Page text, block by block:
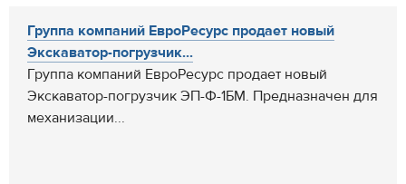
Группа компаний ЕвроРесурс продает новый
Экскаватор-погрузчик...
Группа компаний ЕвроРесурс продает новый
Экскаватор-погрузчик ЭП-Ф-1БМ. Предназначен для
механизации...